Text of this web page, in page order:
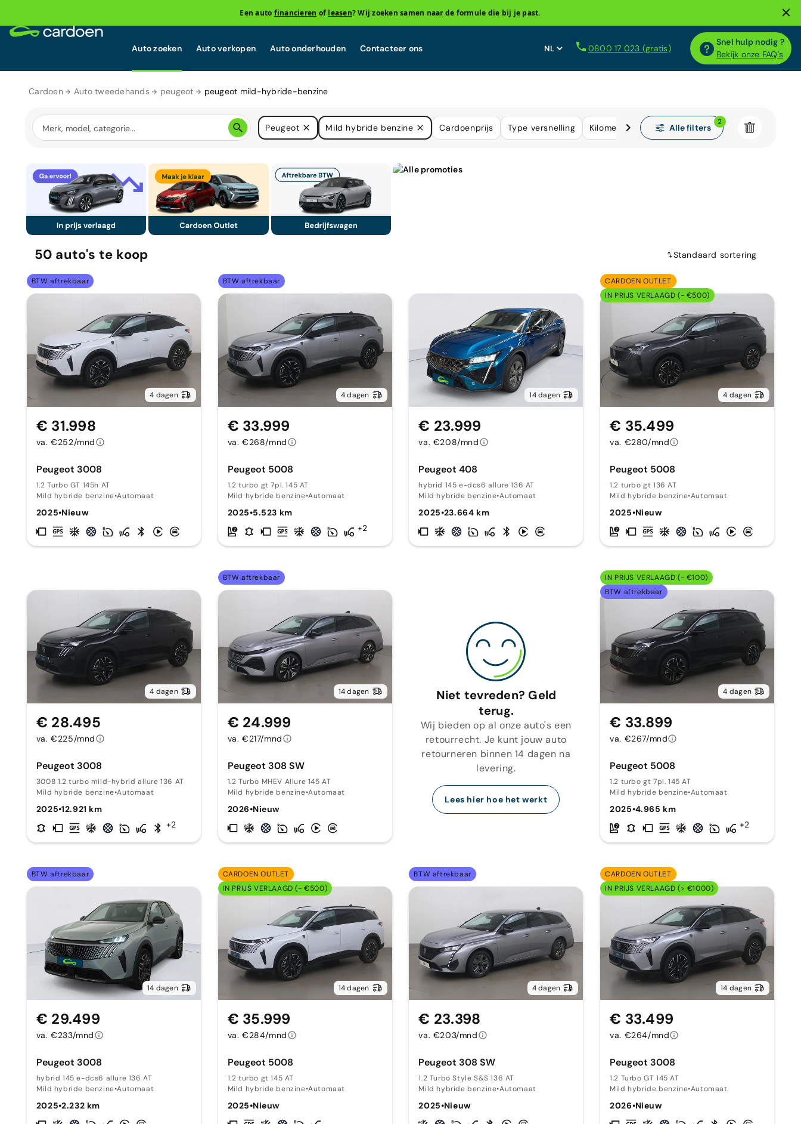
Een auto financieren of leasen? Wij zoeken samen naar de formule die bij je past.
Auto zoeken Auto verkopen Auto onderhouden Contacteer ons 0800 17 023 (gratis)
Snel hulp nodig ?
Bekijk onze FAQ's
Cardoen Auto tweedehands peugeot peugeot mild-hybride-benzine
Peugeot Mild hybride benzine Cardoenprijs Type versnelling Kilometerstand Alle filters
2
50 auto'ste koop Standaard sortering
BTW aftrekbaar
4 dagen
Peugeot 3008
1.2 Turbo GT 145h AT
Mild hybride benzine•Automaat
2025•Nieuw
€ 31.998
va. €252/mnd
BTW aftrekbaar
4 dagen
Peugeot 5008
1.2 turbo gt 7pl. 145 AT
Mild hybride benzine•Automaat
2025•5.523 km
+2
€ 33.999
va. €268/mnd
14 dagen
Peugeot 408
hybrid 145 e-dcs6 allure 136 AT
Mild hybride benzine•Automaat
2025•23.664 km
€ 23.999
va. €208/mnd
CARDOEN OUTLET
IN PRIJS VERLAAGD (- €500)
4 dagen
Peugeot 5008
1.2 turbo gt 136 AT
Mild hybride benzine•Automaat
2025•Nieuw
€ 35.499
va. €280/mnd
4 dagen
Peugeot 3008
3008 1.2 turbo mild-hybrid allure 136 AT
Mild hybride benzine•Automaat
2025•12.921 km
+2
€ 28.495
va. €225/mnd
BTW aftrekbaar
14 dagen
Peugeot 308 SW
1.2 Turbo MHEV Allure 145 AT
Mild hybride benzine•Automaat
2026•Nieuw
€ 24.999
va. €217/mnd
Niet tevreden? Geld
terug.
Wij bieden op al onze auto's een
retourrecht. Je kunt jouw auto
retourneren binnen 14 dagen na
levering.
Lees hier hoe het werkt
IN PRIJS VERLAAGD (- €100)
BTW aftrekbaar
4 dagen
Peugeot 5008
1.2 turbo gt 7pl. 145 AT
Mild hybride benzine•Automaat
2025•4.965 km
+2
€ 33.899
va. €267/mnd
BTW aftrekbaar
14 dagen
Peugeot 3008
hybrid 145 e-dcs6 allure 136 AT
Mild hybride benzine•Automaat
2025•2.232 km
€ 29.499
va. €233/mnd
CARDOEN OUTLET
IN PRIJS VERLAAGD (- €500)
14 dagen
Peugeot 5008
1.2 turbo gt 145 AT
Mild hybride benzine•Automaat
2025•Nieuw
€ 35.999
va. €284/mnd
BTW aftrekbaar
4 dagen
Peugeot 308 SW
1.2 Turbo Style S&S 136 AT
Mild hybride benzine•Automaat
2025•Nieuw
€ 23.398
va. €203/mnd
CARDOEN OUTLET
IN PRIJS VERLAAGD (> €1000)
14 dagen
Peugeot 3008
1.2 Turbo GT 145 AT
Mild hybride benzine•Automaat
2026•Nieuw
€ 33.499
va. €264/mnd